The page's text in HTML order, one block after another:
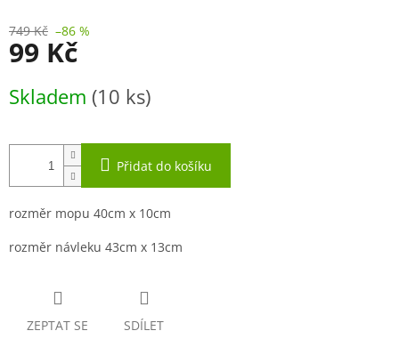
749 Kč –86 %
99 Kč
cena:
Skladem (10 ks)
Přidat do košíku
rozměr mopu 40cm x 10cm
rozměr návleku 43cm x 13cm
ZEPTAT SE SDÍLET